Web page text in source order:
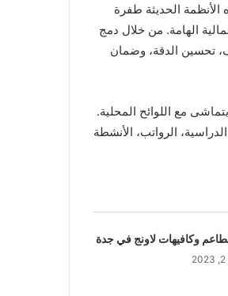
الأنظمة الحديثة طفرة
الهامة. من خلال دمج
تحسين الدقة، وضمان
مع اللوائح المحلية.
الرواتب، الأنشطة
وكافيهات لاونج في جدة